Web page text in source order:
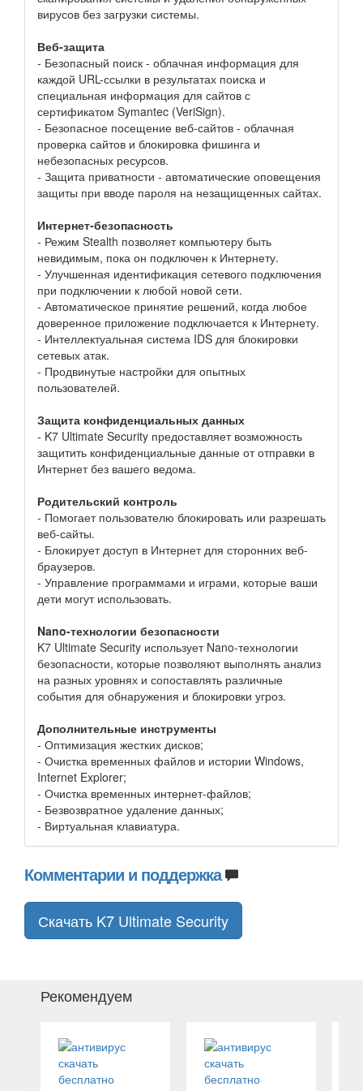
вирусов без загрузки системы.
Веб-защита
- Безопасный поиск - облачная информация для
каждой URL-ссылки в результатах поиска и
специальная информация для сайтов с
сертификатом Symantec (VeriSign).
- Безопасное посещение веб-сайтов - облачная
проверка сайтов и блокировка фишинга и
небезопасных ресурсов.
- Защита приватности - автоматические оповещения
защиты при вводе пароля на незащищенных сайтах.
Интернет-безопасность
- Режим Stealth позволяет компьютеру быть
невидимым, пока он подключен к Интернету.
- Улучшенная идентификация сетевого подключения
при подключении к любой новой сети.
- Автоматическое принятие решений, когда любое
доверенное приложение подключается к Интернету.
- Интеллектуальная система IDS для блокировки
сетевых атак.
- Продвинутые настройки для опытных
пользователей.
Защита конфиденциальных данных
- K7 Ultimate Security предоставляет возможность
защитить конфиденциальные данные от отправки в
Интернет без вашего ведома.
Родительский контроль
- Помогает пользователю блокировать или разрешать
веб-сайты.
- Блокирует доступ в Интернет для сторонних веб-
браузеров.
- Управление программами и играми, которые ваши
дети могут использовать.
Nano-технологии безопасности
K7 Ultimate Security использует Nano-технологии
безопасности, которые позволяют выполнять анализ
на разных уровнях и сопоставлять различные
события для обнаружения и блокировки угроз.
Дополнительные инструменты
- Оптимизация жестких дисков;
- Очистка временных файлов и истории Windows,
Internet Explorer;
- Очистка временных интернет-файлов;
- Безвозвратное удаление данных;
- Виртуальная клавиатура.
Комментарии и поддержка
Скачать K7 Ultimate Security
Рекомендуем